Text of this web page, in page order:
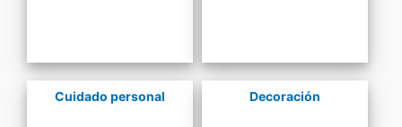
Cuidado personal Decoración